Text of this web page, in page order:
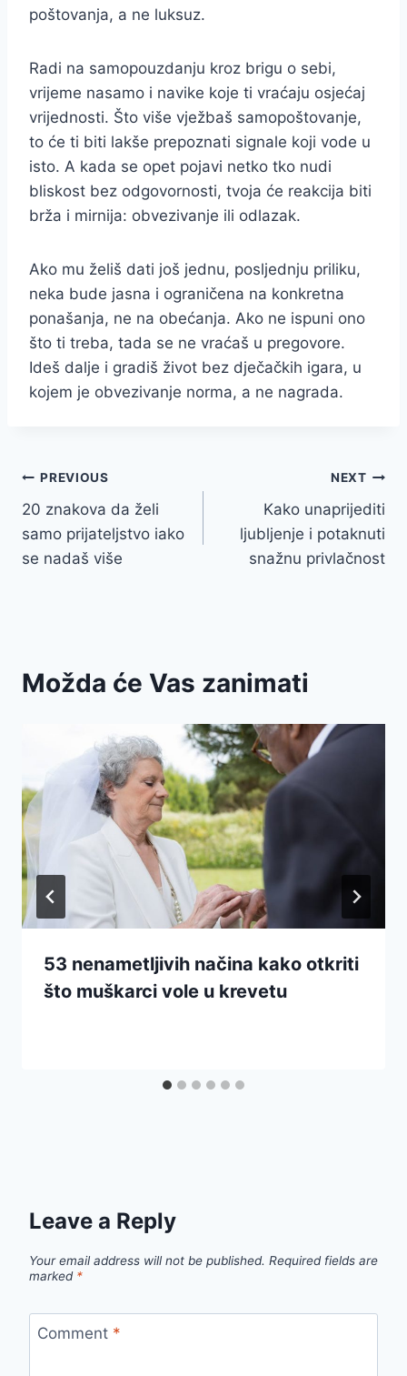
poštovanja, a ne luksuz.
Radi na samopouzdanju kroz brigu o sebi,
vrijeme nasamo i navike koje ti vraćaju osjećaj
vrijednosti. Što više vježbaš samopoštovanje,
to će ti biti lakše prepoznati signale koji vode u
isto. A kada se opet pojavi netko tko nudi
bliskost bez odgovornosti, tvoja će reakcija biti
brža i mirnija: obvezivanje ili odlazak.
Ako mu želiš dati još jednu, posljednju priliku,
neka bude jasna i ograničena na konkretna
ponašanja, ne na obećanja. Ako ne ispuni ono
što ti treba, tada se ne vraćaš u pregovore.
Ideš dalje i gradiš život bez dječačkih igara, u
kojem je obvezivanje norma, a ne nagrada.
Post
navigation
PREVIOUS
20 znakova da želi
samo prijateljstvo iako
se nadaš više
NEXT
Kako unaprijediti
ljubljenje i potaknuti
snažnu privlačnost
Možda će Vas zanimati
53 nenametljivih načina kako otkriti
što muškarci vole u krevetu
Leave a Reply
Your email address will not be published. Required fields are
marked *
Comment *